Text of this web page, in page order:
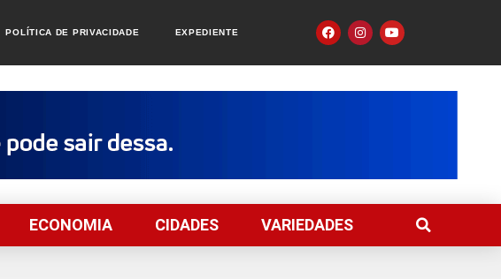
POLÍTICA DE PRIVACIDADE EXPEDIENTE
ECONOMIA CIDADES VARIEDADES